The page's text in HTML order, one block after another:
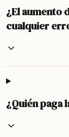
¿El aumento
cualquier
¿Quién paga